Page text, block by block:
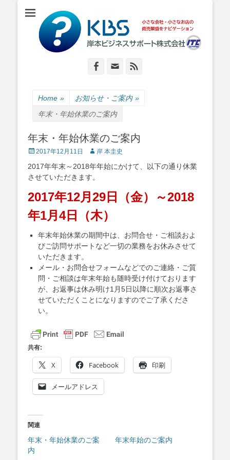
岸本ビジネスサポ
ート株式会社
小さな会社・小さなお店のIT経営をナビゲーション
Facebook
Email
Home » お知らせ・ご案内 »
年末・年始休業のご案内
年末・年始休業のご案内
Posted
2017年12月11日 Author
岸 本圭史
2017年年末～2018年年始にかけて、以下の通り休業
させていただきます。
2017年12月29日（金）～2018
年1月4日（木）
年末年始休業の期間中は、お問合せ・ご相談およ
びご訪問サポートなど一切の業務をお休みさせて
いただきます。
メール・お問合せフォームなどでのご連絡・ご質
問・ご相談は年末年始も随時受け付けております
が、お返事は休み明け1月5日以降に順次お返事さ
せていただくことになりますのでご了承くださ
い。
共有:
X Facebook 印刷
メールアドレス
関連
年末・年始休業のご案
内
年末年始のご案内